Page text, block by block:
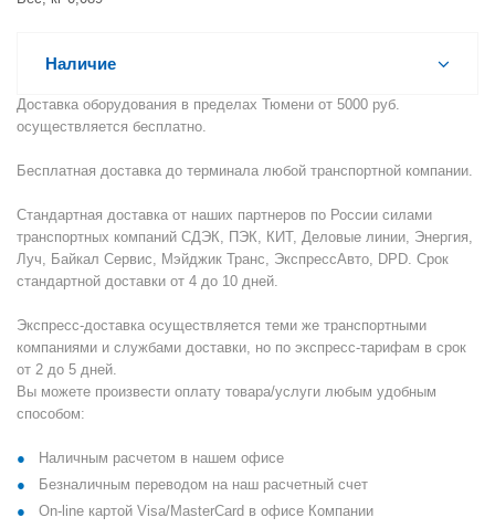
Наличие
Доставка оборудования в пределах Тюмени от 5000 руб.
осуществляется бесплатно.
Бесплатная доставка до терминала любой транспортной компании.
Стандартная доставка от наших партнеров по России силами
транспортных компаний СДЭК, ПЭК, КИТ, Деловые линии, Энергия,
Луч, Байкал Сервис, Мэйджик Транс, ЭкспрессАвто, DPD. Срок
стандартной доставки от 4 до 10 дней.
Экспресс-доставка осуществляется теми же транспортными
компаниями и службами доставки, но по экспресс-тарифам в срок
от 2 до 5 дней.
Вы можете произвести оплату товара/услуги любым удобным
способом:
Наличным расчетом в нашем офисе
Безналичным переводом на наш расчетный счет
On-line картой Visa/MasterCard в офисе Компании